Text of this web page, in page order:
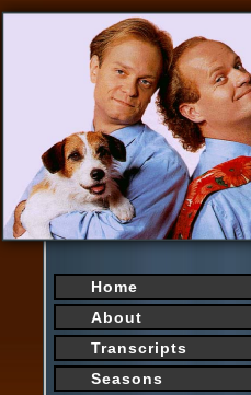
Home
About
Transcripts
Seasons